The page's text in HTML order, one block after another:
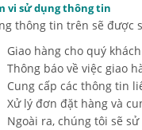
vi sử dụng thông tin
thông tin trên sẽ được
Giao hàng cho quý
Thông báo về việc giao
Cung cấp các thông tin
Xử lý đơn đặt hàng và
Ngoài ra, chúng tôi sẽ